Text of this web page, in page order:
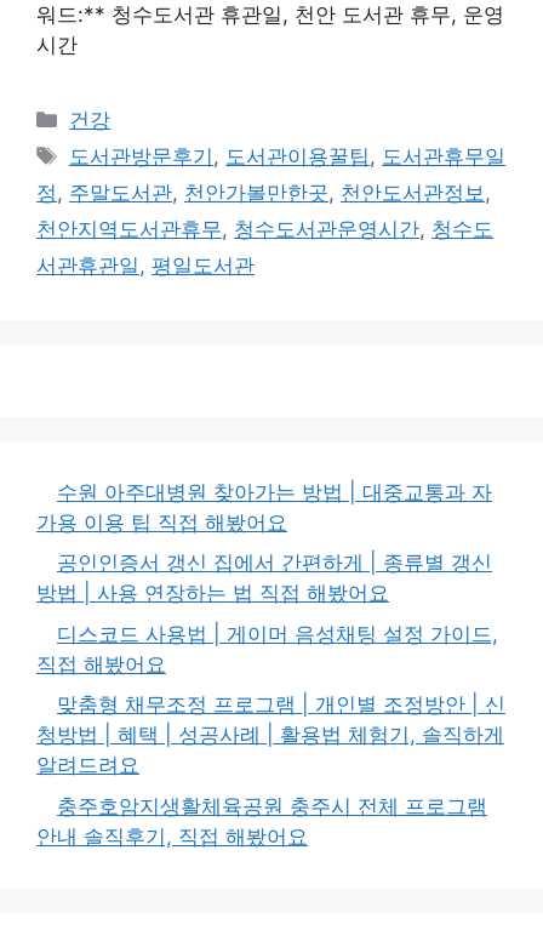
워드:** 청수도서관 휴관일, 천안 도서관 휴무, 운영
시간
카
테
리
건강
태
그
도서관방문후기 , 도서관이용꿀팁 , 도서관휴무일
정 , 주말도서관, 천안가볼만한곳, 천안도서관정보 ,
천안지역도서관휴무, 청수도서관운영시간, 청수도
서관휴관일 , 평일도서관
수원 아주대병원 찾아가는 방법 | 대중교통과 자
가용 이용 팁 직접 해봤어요
공인인증서 갱신 집에서 간편하게 | 종류별 갱신
방법 | 사용 연장하는 법 직접 해봤어요
디스코드 사용법 | 게이머 음성채팅 설정 가이드,
직접 해봤어요
맞춤형 채무조정 프로그램 | 개인별 조정방안 | 신
청방법 | 혜택 | 성공사례 | 활용법 체험기, 솔직하게
알려드려요
충주호암지생활체육공원 충주시 전체 프로그램
안내 솔직후기, 직접 해봤어요